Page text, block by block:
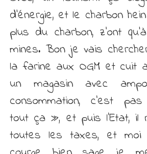
d’énergie, et le charbon
plus du charbon, z’ont
mines. Bon je vais
la farine aux OGM et cuit
un magasin avec
consommation, c’est pas
tout ça », et puis l’Etat, il
toutes les taxes, et moi